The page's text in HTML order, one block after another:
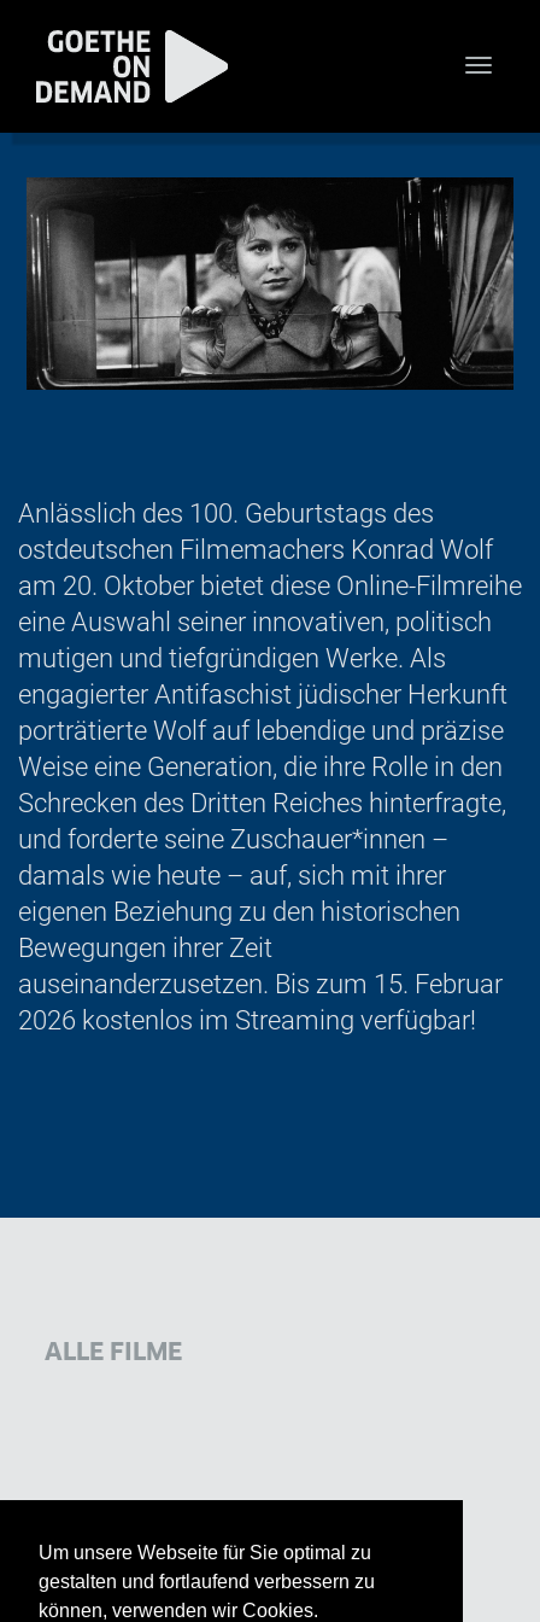
Um unsere Webseite für Sie optimal zu
gestalten und fortlaufend verbessern zu
können, verwenden wir Cookies.
Toggle
Anlässlich des 100. Geburtstags des
ostdeutschen Filmemachers Konrad Wolf
am 20. Oktober bietet diese Online-Filmreihe
eine Auswahl seiner innovativen, politisch
mutigen und tiefgründigen Werke. Als
engagierter Antifaschist jüdischer Herkunft
porträtierte Wolf auf lebendige und präzise
Weise eine Generation, die ihre Rolle in den
Schrecken des Dritten Reiches hinterfragte,
und forderte seine Zuschauer*innen –
damals wie heute – auf, sich mit ihrer
eigenen Beziehung zu den historischen
Bewegungen ihrer Zeit
auseinanderzusetzen. Bis zum 15. Februar
2026 kostenlos im Streaming verfügbar!
ALLE FILME